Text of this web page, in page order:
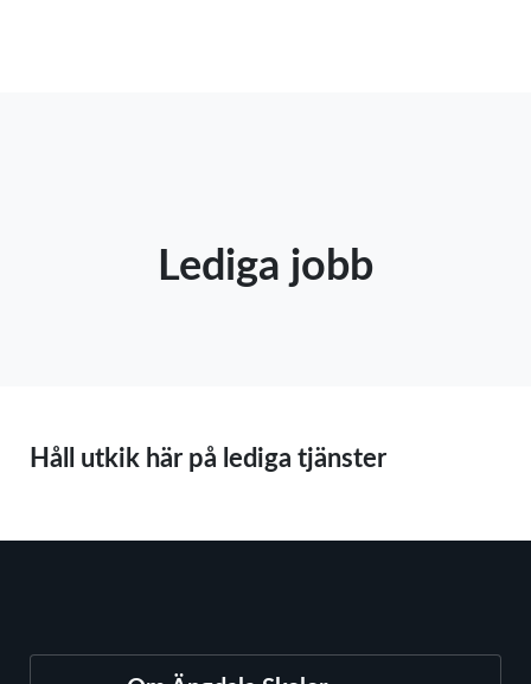
Lediga jobb
Håll utkik här på lediga tjänster